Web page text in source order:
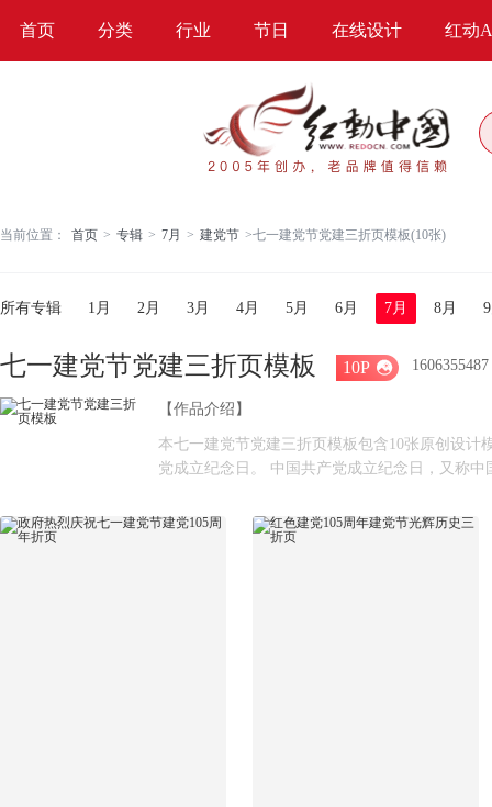
首页 分类 行业 节日 在线设计 红动
当前位置： 首页 > 专辑 > 7月 > 建党节 >七一建党节党建三折页模板(10张)
所有专辑 1月 2月 3月 4月 5月 6月 7月 8月
七一建党节党建三折页模板 10P  1606355487
【作品介绍】
本七一建党节党建三折页模板包含10张原创设
党成立纪念日。 中国共产党成立纪念日，又称